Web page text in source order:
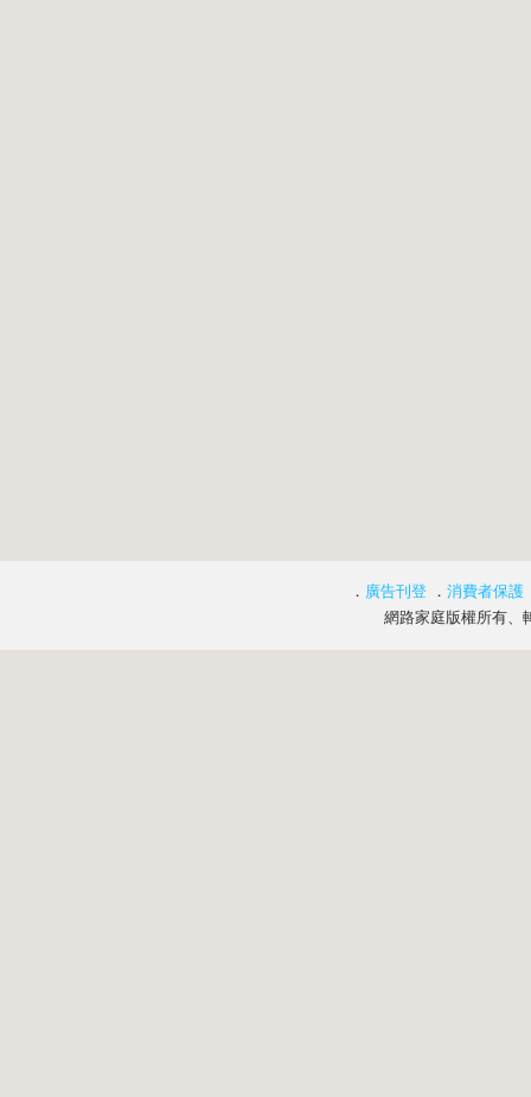
． 廣告刊登 ． 消費者保護
網路家庭版權所有、